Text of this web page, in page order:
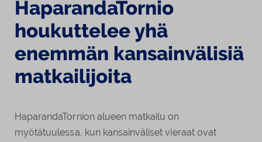
HaparandaTornio
houkuttelee yhä
enemmän kansainvälisiä
matkailijoita
HaparandaTornion alueen matkailu on
myötätuulessa, kun kansainväliset vieraat ovat